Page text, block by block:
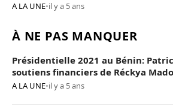
A LA UNE•il y a 5 ans
À NE PAS MANQUER
Présidentielle 2021 au Bénin:
soutiens financiers de Réckya
A LA UNE•il y a 5 ans